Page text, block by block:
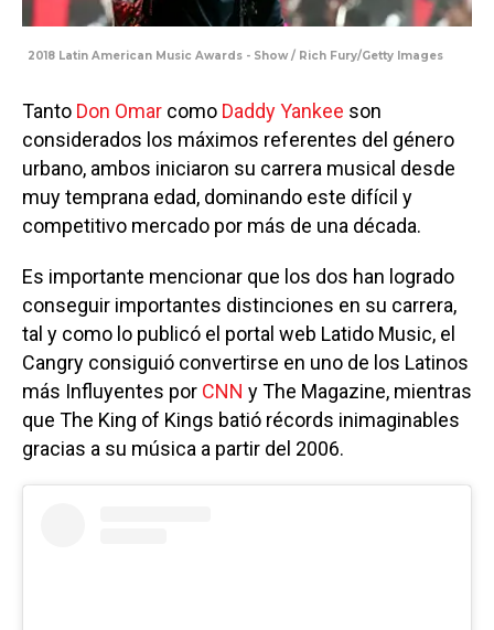
2018 Latin American Music Awards - Show / Rich Fury/Getty Images
Tanto Don Omar como Daddy Yankee son
considerados los máximos referentes del género
urbano, ambos iniciaron su carrera musical desde
muy temprana edad, dominando este difícil y
competitivo mercado por más de una década.
Es importante mencionar que los dos han logrado
conseguir importantes distinciones en su carrera,
tal y como lo publicó el portal web Latido Music, el
Cangry consiguió convertirse en uno de los Latinos
más Influyentes por CNN y The Magazine, mientras
que The King of Kings batió récords inimaginables
gracias a su música a partir del 2006.